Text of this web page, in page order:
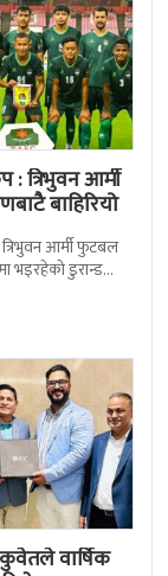
: त्रिभुवन आर्मी
बाहिरियो
आर्मी फुटबल
भइरहेको डुरान्ड
वार्षिक